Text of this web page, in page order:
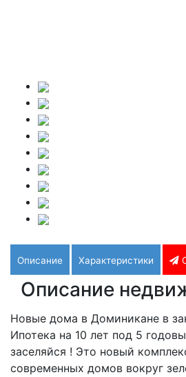
Описание Характеристики
Описание
Новые дома в Доминикане в
Ипотека на 10 лет под 5
заселяйся ! Это новый
современных домов вокруг